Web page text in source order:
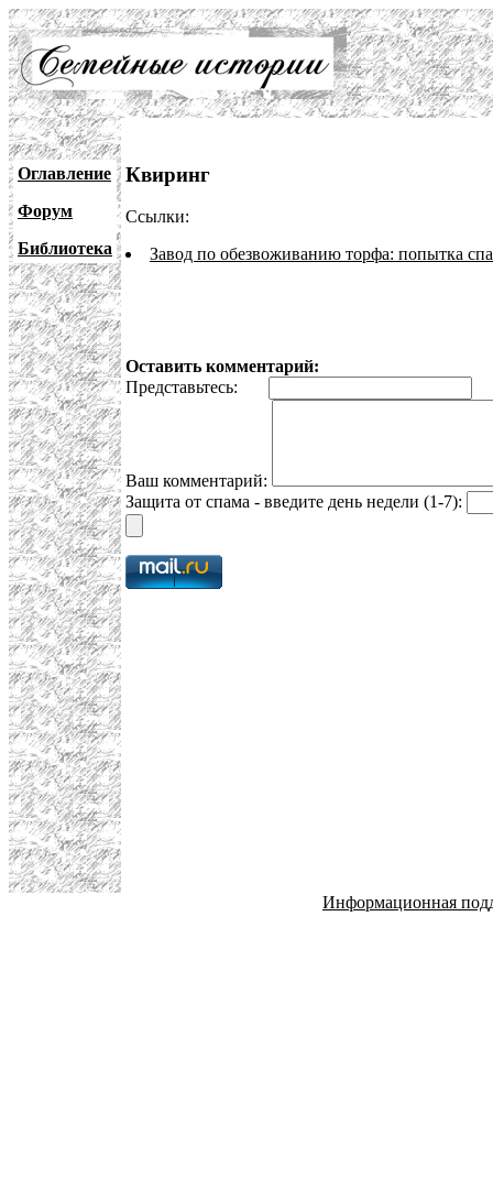
Оглавление
Форум
Библиотека
Квиринг
Ссылки:
Завод по обезвоживанию торфа: попытка
Оставить комментарий:
Представьтесь:
Ваш комментарий:
Защита от спама - введите день недели (1-7):
Информационная